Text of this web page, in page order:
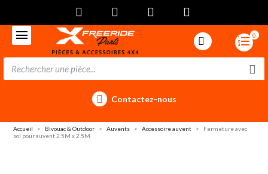
0
Contactez-nous
Accueil Bivouac & Outdoor Auvents Accessoire auvent
Fermeture avec
sol pour auvent 2.5M x 2.5M